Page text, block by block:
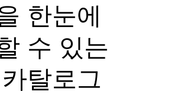
한눈에
수 있는
탈로그